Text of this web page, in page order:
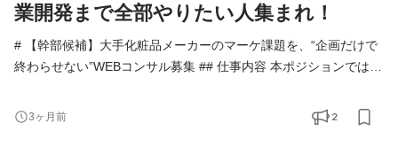
業開発まで全部やりたい人集まれ！
# 【幹部候補】大手化粧品メーカーのマーケ課題を、“企画だけで
終わらせない”WEBコンサル募集 ## 仕事内容 本ポジションでは、
に対し、 SNSマーケティングを軸に、課題ヒアリング〜戦略設
計〜施策提案〜実行ディレクションまでを一気通貫で担当いただ
3ヶ月前 2